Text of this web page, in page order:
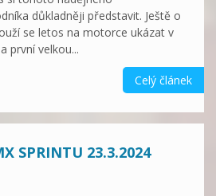
důkladněji představit. Ještě o
se letos na motorce ukázat v
první velkou...
Celý článek
SPRINTU 23.3.2024